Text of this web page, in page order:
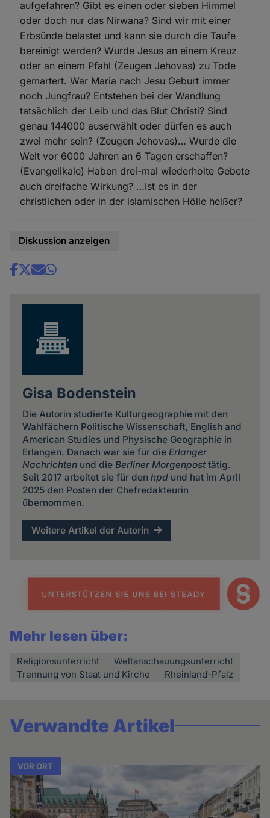
aufgefahren? Gibt es einen oder sieben Himmel
oder doch nur das Nirwana? Sind wir mit einer
Erbsünde belastet und kann sie durch die Taufe
bereinigt werden? Wurde Jesus an einem Kreuz
oder an einem Pfahl (Zeugen Jehovas) zu Tode
gemartert. War Maria nach Jesu Geburt immer
noch Jungfrau? Entstehen bei der Wandlung
tatsächlich der Leib und das Blut Christi? Sind
genau 144000 auserwählt oder dürfen es auch
zwei mehr sein? (Zeugen Jehovas)… Wurde die
Welt vor 6000 Jahren an 6 Tagen erschaffen?
(Evangelikale) Haben drei-mal wiederholte Gebete
auch dreifache Wirkung? …Ist es in der
christlichen oder in der islamischen Hölle heißer?
Diskussion anzeigen
Share
Gisa Bodenstein
Die Autorin studierte Kulturgeographie mit den
Wahlfächern Politische Wissenschaft, English and
American Studies und Physische Geographie in
Erlangen. Danach war sie für die Erlanger
Nachrichtenund die Berliner Morgenposttätig.
Seit 2017 arbeitet sie für den hpdund hat im April
2025 den Posten der Chefredakteurin
übernommen.
Weitere Artikel der Autorin
Mehr lesen über:
Religionsunterricht
Weltanschauungsunterricht
Trennung von Staat und Kirche
Rheinland-Pfalz
Verwandte Artikel
VOR ORT